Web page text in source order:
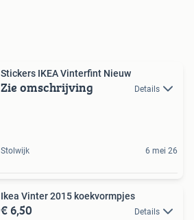
Stickers IKEA Vinterfint Nieuw
Zie omschrijving Details
Stolwijk 6 mei 26
Ikea Vinter 2015 koekvormpjes
€ 6,50 Details